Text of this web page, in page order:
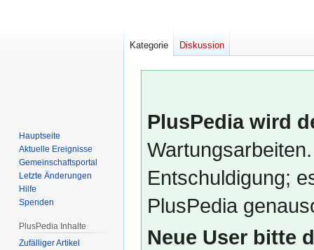
PlusPedia wird
Entschuldigung;
PlusPedia
Neue User bitte
Kategorie Diskussion
Hauptseite
Aktuelle Ereignisse
Gemeinschafts­portal
Letzte Änderungen
Hilfe
Spenden
PlusPedia Inhalte
Zufälliger Artikel